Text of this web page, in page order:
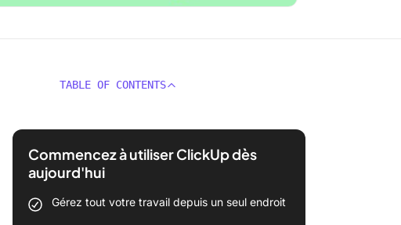
TABLE OF CONTENTS
Commencez à utiliser ClickUp dès
aujourd'hui
Gérez tout votre travail depuis un seul endroit